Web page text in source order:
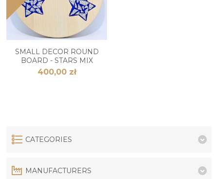
SMALL DECOR ROUND
BOARD - STARS MIX
400,00 zł
CATEGORIES
MANUFACTURERS